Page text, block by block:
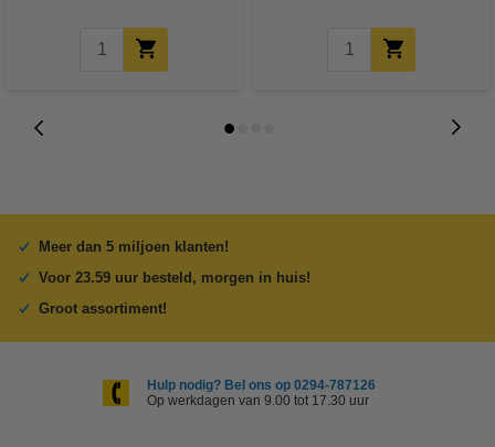
Meer dan 5 miljoen klanten!
Voor 23.59 uur besteld, morgen in huis!
Groot assortiment!
Hulp nodig? Bel ons op 0294-787126
Op werkdagen van 9.00 tot 17.30 uur